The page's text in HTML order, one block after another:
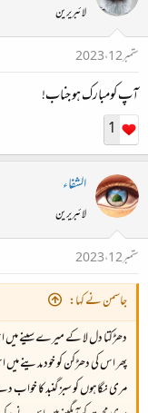
لائبریرین
ستمبر 12، 2023
آپ کومبارک ہو جناب!
1
الشفاء
لائبریرین
ستمبر 12، 2023
جاسمن نے کہا:
دھڑکتا دل لا کے میرے سینے
پھر اس کی دھڑکن کو خود مدینے
مری نگاہوں کو سبز گنبد کا خواب